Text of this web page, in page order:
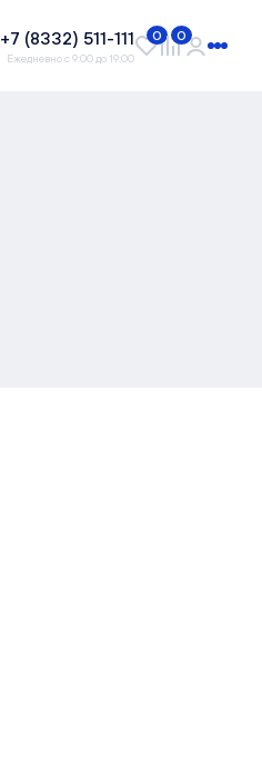
+7 (8332) 511-111
Ежедневно с 9:00 до 19:00
0 0